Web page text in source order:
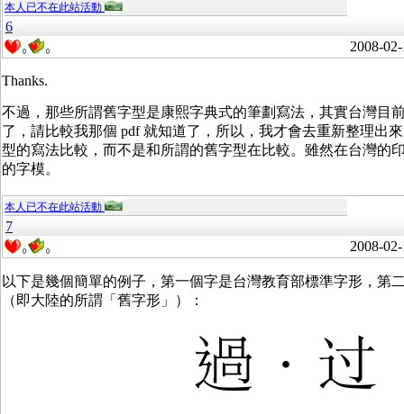
本人已不在此站活動
6
0 0 2008-
Thanks.
不過，那些所謂舊字型是康熙字典式的筆劃寫法，其實台灣目
了，請比較我那個 pdf 就知道了，所以，我才會去重新整理出
型的寫法比較，而不是和所謂的舊字型在比較。雖然在台灣的
的字模。
本人已不在此站活動
7
0 0 2008-
以下是幾個簡單的例子，第一個字是台灣教育部標準字形，第
（即大陸的所謂「舊字形」）：